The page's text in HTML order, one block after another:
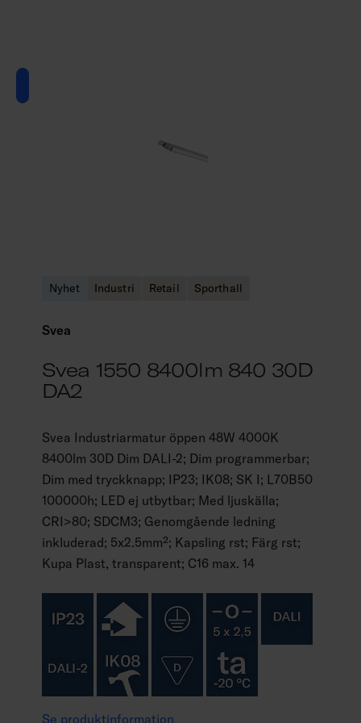
Nyhet Industri Retail Sporthall
Svea
Svea 1550 8400lm 840 30D
DA2
Svea Industriarmatur öppen 48W 4000K
8400lm 30D Dim DALI-2; Dim programmerbar;
Dim med tryckknapp; IP23; IK08; SK I; L70B50
100000h; LED ej utbytbar; Med ljuskälla;
CRI>80; SDCM3; Genomgående ledning
inkluderad; 5x2.5mm²; Kapsling rst; Färg rst;
Kupa Plast, transparent; C16 max. 14
Se produktinformation